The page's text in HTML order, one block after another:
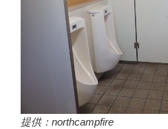
提供：northcampfire